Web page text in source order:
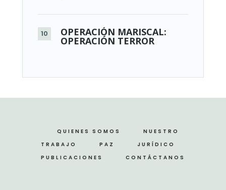
OPERACIÓN MARISCAL:
OPERACIÓN TERROR
QUIENES SOMOS
NUESTRO
TRABAJO
PAZ
JURÍDICO
PUBLICACIONES
CONTÁCTANOS